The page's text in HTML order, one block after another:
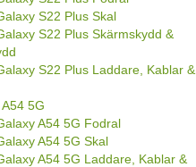
S22 Plus Skal
S22 Plus Skärmskydd &
S22 Plus Laddare, Kablar &
5G
A54 5G Fodral
A54 5G Skal
A54 5G Laddare, Kablar &